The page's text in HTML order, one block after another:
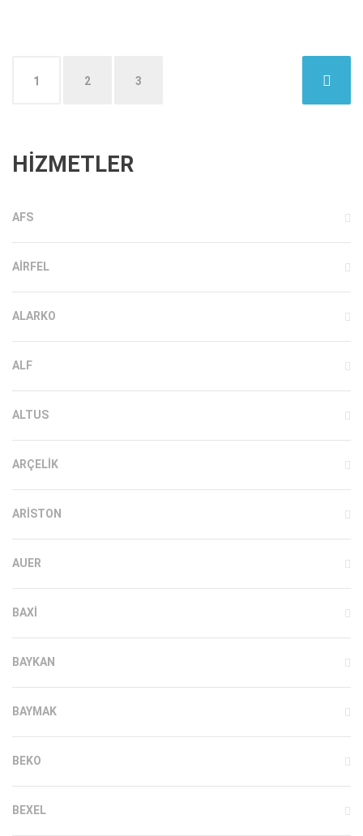
Yazı
dolaşımı
1 2 3
HİZMETLER
AFS
AIRFEL
ALARKO
ALF
ALTUS
ARÇELIK
ARISTON
AUER
BAXI
BAYKAN
BAYMAK
BEKO
BEXEL